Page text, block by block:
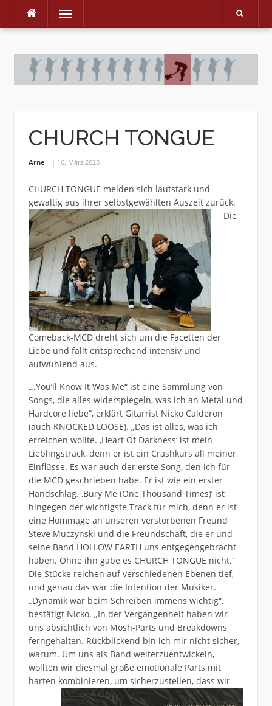
Skip
Menu
CHURCH TONGUE
Arne 16. März 2025
CHURCH TONGUE melden sich lautstark und
gewaltig aus ihrer selbstgewählten Auszeit zurück.
Die
Comeback-MCD dreht sich um die Facetten der
Liebe und fällt entsprechend intensiv und
aufwühlend aus.
„„You’ll Know It Was Me“ ist eine Sammlung von
Songs, die alles widerspiegeln, was ich an Metal und
Hardcore liebe“, erklärt Gitarrist Nicko Calderon
(auch KNOCKED LOOSE). „Das ist alles, was ich
erreichen wollte. ,Heart Of Darkness‘ ist mein
Lieblingstrack, denn er ist ein Crashkurs all meiner
Einflüsse. Es war auch der erste Song, den ich für
die MCD geschrieben habe. Er ist wie ein erster
Handschlag. ,Bury Me (One Thousand Times)‘ ist
hingegen der wichtigste Track für mich, denn er ist
eine Hommage an unseren verstorbenen Freund
Steve Muczynski und die Freundschaft, die er und
seine Band HOLLOW EARTH uns entgegengebracht
haben. Ohne ihn gäbe es CHURCH TONGUE nicht.“
Die Stücke reichen auf verschiedenen Ebenen tief,
und genau das war die Intention der Musiker.
„Dynamik war beim Schreiben immens wichtig“,
bestätigt Nicko. „In der Vergangenheit haben wir
uns absichtlich von Mosh-Parts und Breakdowns
ferngehalten. Rückblickend bin ich mir nicht sicher,
warum. Um uns als Band weiterzuentwickeln,
wollten wir diesmal große emotionale Parts mit
harten kombinieren, um sicherzustellen, dass wir